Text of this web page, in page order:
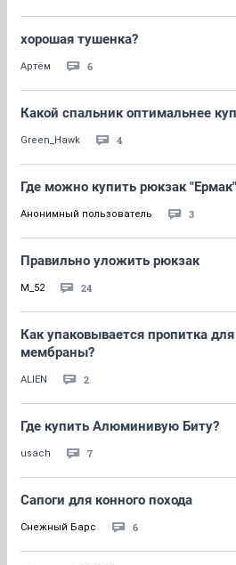
хорошая тушенка?
Артём 6
Какой спальник оптимальнее
Green_Hawk 4
Где можно купить рюкзак
Анонимный пользователь 3
Правильно уложить рюкзак
M_52 24
Как упаковывается пропитка
мембраны?
ALIEN 2
Где купить Алюминивую Биту?
usach 7
Сапоги для конного похода
Снежный Барс 6